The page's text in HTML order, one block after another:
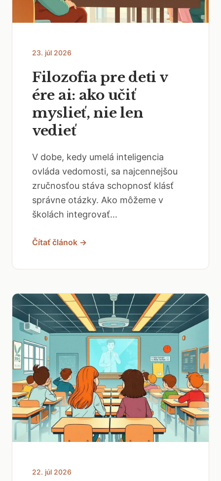
23. júl 2026
Filozofia pre deti v
ére ai: ako učiť
myslieť, nie len
vedieť
V dobe, kedy umelá inteligencia
ovláda vedomosti, sa najcennejšou
zručnosťou stáva schopnosť klásť
správne otázky. Ako môžeme v
školách integrovať...
Čítať článok →
22. júl 2026